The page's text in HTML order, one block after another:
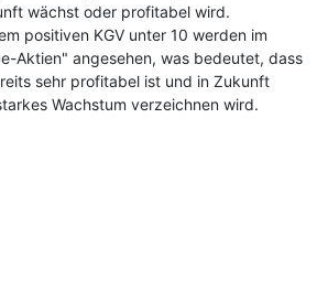
wächst oder profitabel wird.
positiven KGV unter 10 werden im
Aktien" angesehen, was bedeutet, dass
sehr profitabel ist und in Zukunft
Wachstum verzeichnen wird.